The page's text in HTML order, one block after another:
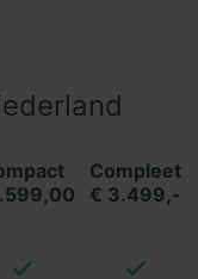
Compleet
€ 3.499,-